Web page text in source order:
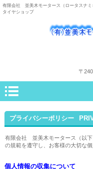
有限会社 並美木モータース（ロータスナ
タイヤショップ
〒
プライバシーポリシー
有限会社 並美木モータース（以
の規範を遵守し、お客様の大切な
個人情報の収集について